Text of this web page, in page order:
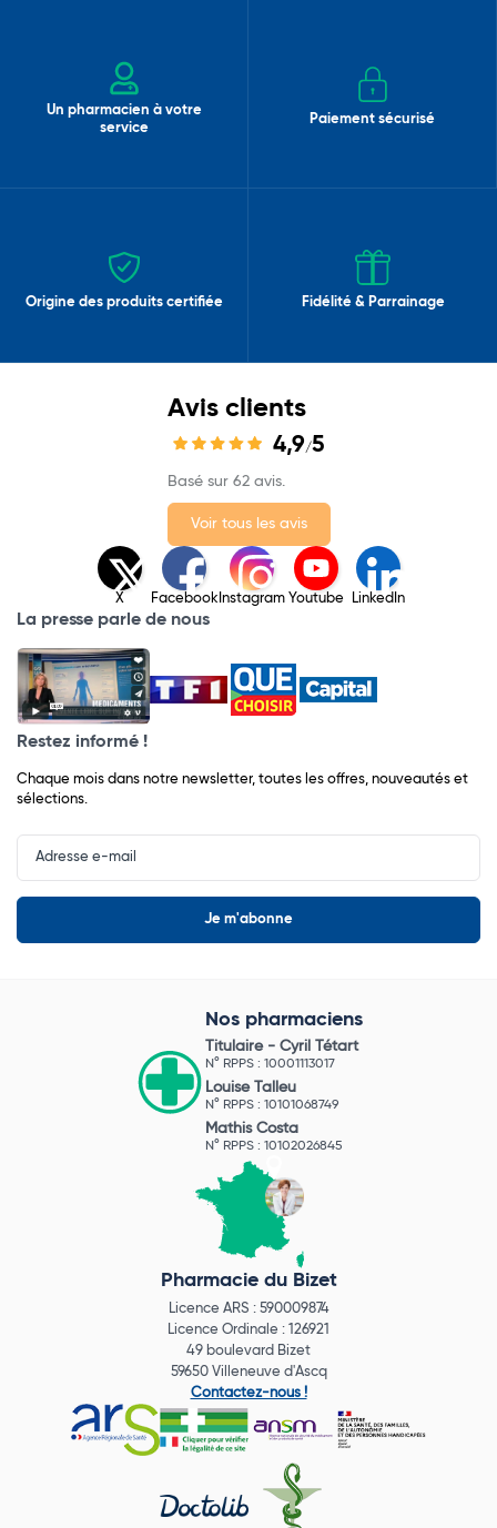
Un pharmacien à votre
service
Paiement sécurisé
Origine des produits certifiée Fidélité & Parrainage
Avis clients
4,9/5
Basé sur 62 avis.
Voir tous les avis
X Facebook Instagram Youtube LinkedIn
La presse parle de nous
Restez informé !
Chaque mois dans notre newsletter, toutes les offres, nouveautés et
sélections.
Input
Newsletter
Nos pharmaciens
Titulaire - Cyril Tétart
N° RPPS : 10001113017
Louise Talleu
N° RPPS : 10101068749
Mathis Costa
N° RPPS : 10102026845
Pharmacie du Bizet
Licence ARS : 590009874
Licence Ordinale : 126921
49 boulevard Bizet
59650 Villeneuve d'Ascq
Contactez-nous !